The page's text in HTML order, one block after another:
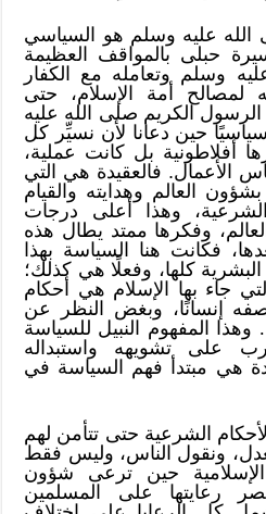
الله عليه وسلم هو السياسي
حبلى بالمواقف العظيمة
وسلم وتعامله مع الكفار
لمصالح أمة الإسلام، حتى
الرسول الكريم صلى الله عليه
حين دعانا لأن نسيِّر كل
أفلاطونية بل كانت عملية،
الأعمال. فالعقيدة هي التي
العالم وهدايته والقيام
وهذا أعلى درجات
وفكرها ممتد يطال هذه
فكانت هنا السياسة بهذا
كلها، وفعلًا هي كذلك؛
جاء بها الإسلام هي أحكام
إنسانًا، وبغض النظر عن
المفهوم النبيل للسياسة
على تشويهه واستبداله
هي مبتدأ فهم السياسة في
الشرعية حتى تتأمن لهم
ونقول الناس، وليس فقط
الإسلامية حين ترعى شؤون
رعايتها على المسلمين